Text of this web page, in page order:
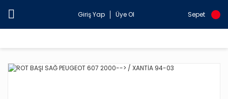
Giriş Yap Üye Ol Sepet